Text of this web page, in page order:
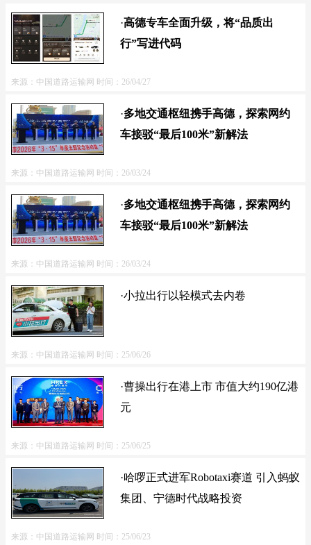
·高德专车全面升级，将“品质出
行”写进代码
来源：中国道路运输网 时间：26/04/27
·多地交通枢纽携手高德，探索网约
车接驳“最后100米”新解法
来源：中国道路运输网 时间：26/03/24
·多地交通枢纽携手高德，探索网约
车接驳“最后100米”新解法
来源：中国道路运输网 时间：26/03/24
·小拉出行以轻模式去内卷
来源：中国道路运输网 时间：25/06/26
·曹操出行在港上市 市值大约190亿港
元
来源：中国道路运输网 时间：25/06/25
·哈啰正式进军Robotaxi赛道 引入蚂蚁
集团、宁德时代战略投资
来源：中国道路运输网 时间：25/06/23